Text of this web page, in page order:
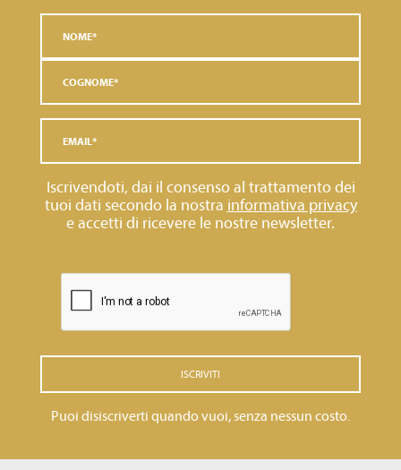
Iscrivendoti, dai il consenso al trattamento dei
tuoi dati secondo la nostra informativa privacy
e accetti di ricevere le nostre newsletter.
ISCRIVITI
Puoi disiscriverti quando vuoi, senza nessun costo.